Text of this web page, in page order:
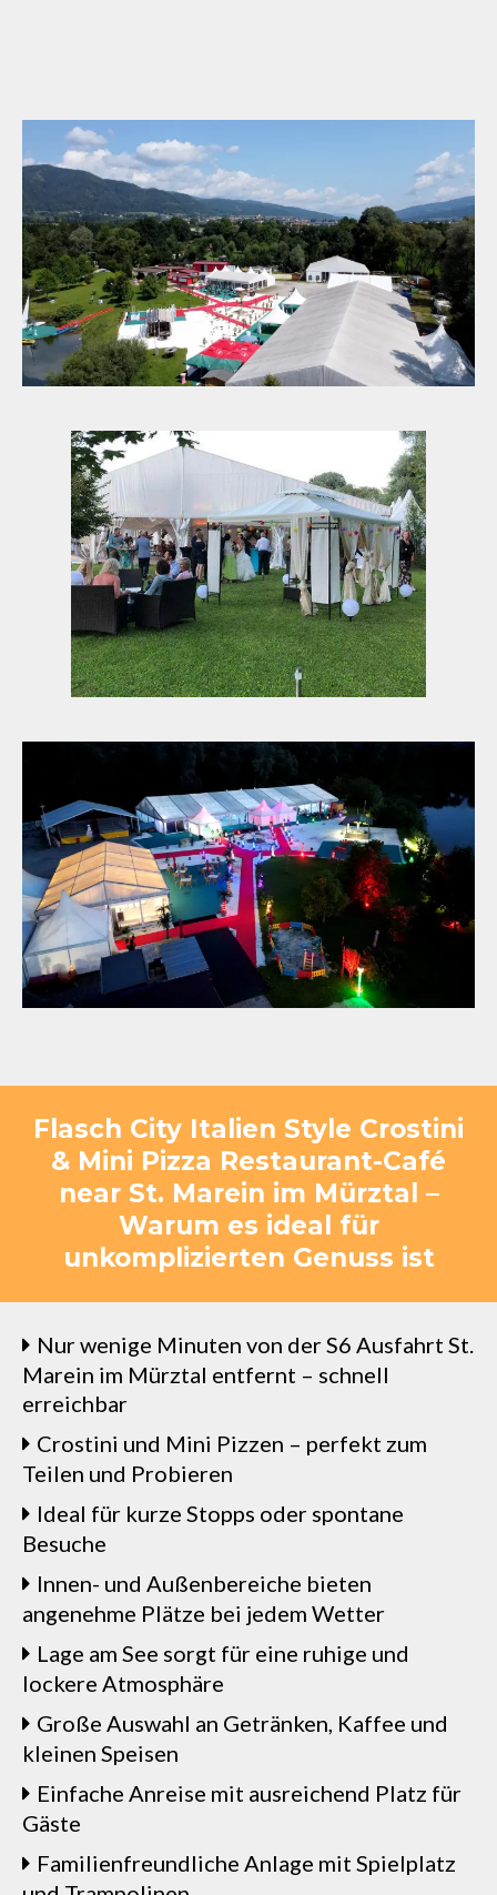
Flasch City Italien Style Crostini
& Mini Pizza Restaurant-Café
near St. Marein im Mürztal –
Warum es ideal für
unkomplizierten Genuss ist
Nur wenige Minuten von der S6 Ausfahrt St.
Marein im Mürztal entfernt – schnell
erreichbar
Crostini und Mini Pizzen – perfekt zum
Teilen und Probieren
Ideal für kurze Stopps oder spontane
Besuche
Innen- und Außenbereiche bieten
angenehme Plätze bei jedem Wetter
Lage am See sorgt für eine ruhige und
lockere Atmosphäre
Große Auswahl an Getränken, Kaffee und
kleinen Speisen
Einfache Anreise mit ausreichend Platz für
Gäste
Familienfreundliche Anlage mit Spielplatz